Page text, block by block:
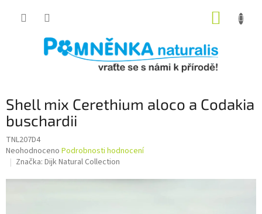
Shell mix Cerethium aloco a Codakia
buschardii
TNL207D4
Průměrné
hodnocení
Neohodnoceno Podrobnosti hodnocení
Značka: Dijk Natural Collection